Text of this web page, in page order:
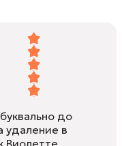
до
удаление в